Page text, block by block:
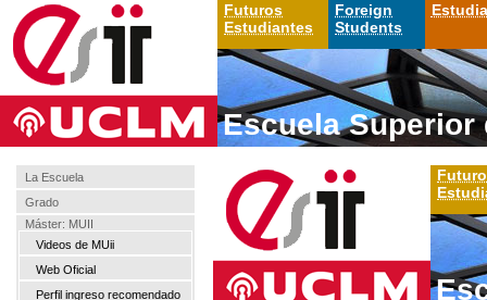
Futuros
Estudiantes
Foreign
Students
Escuela Superior
La Escuela
Grado
Máster: MUII
Videos de MUii
Web Oficial
Perfil ingreso recomendado